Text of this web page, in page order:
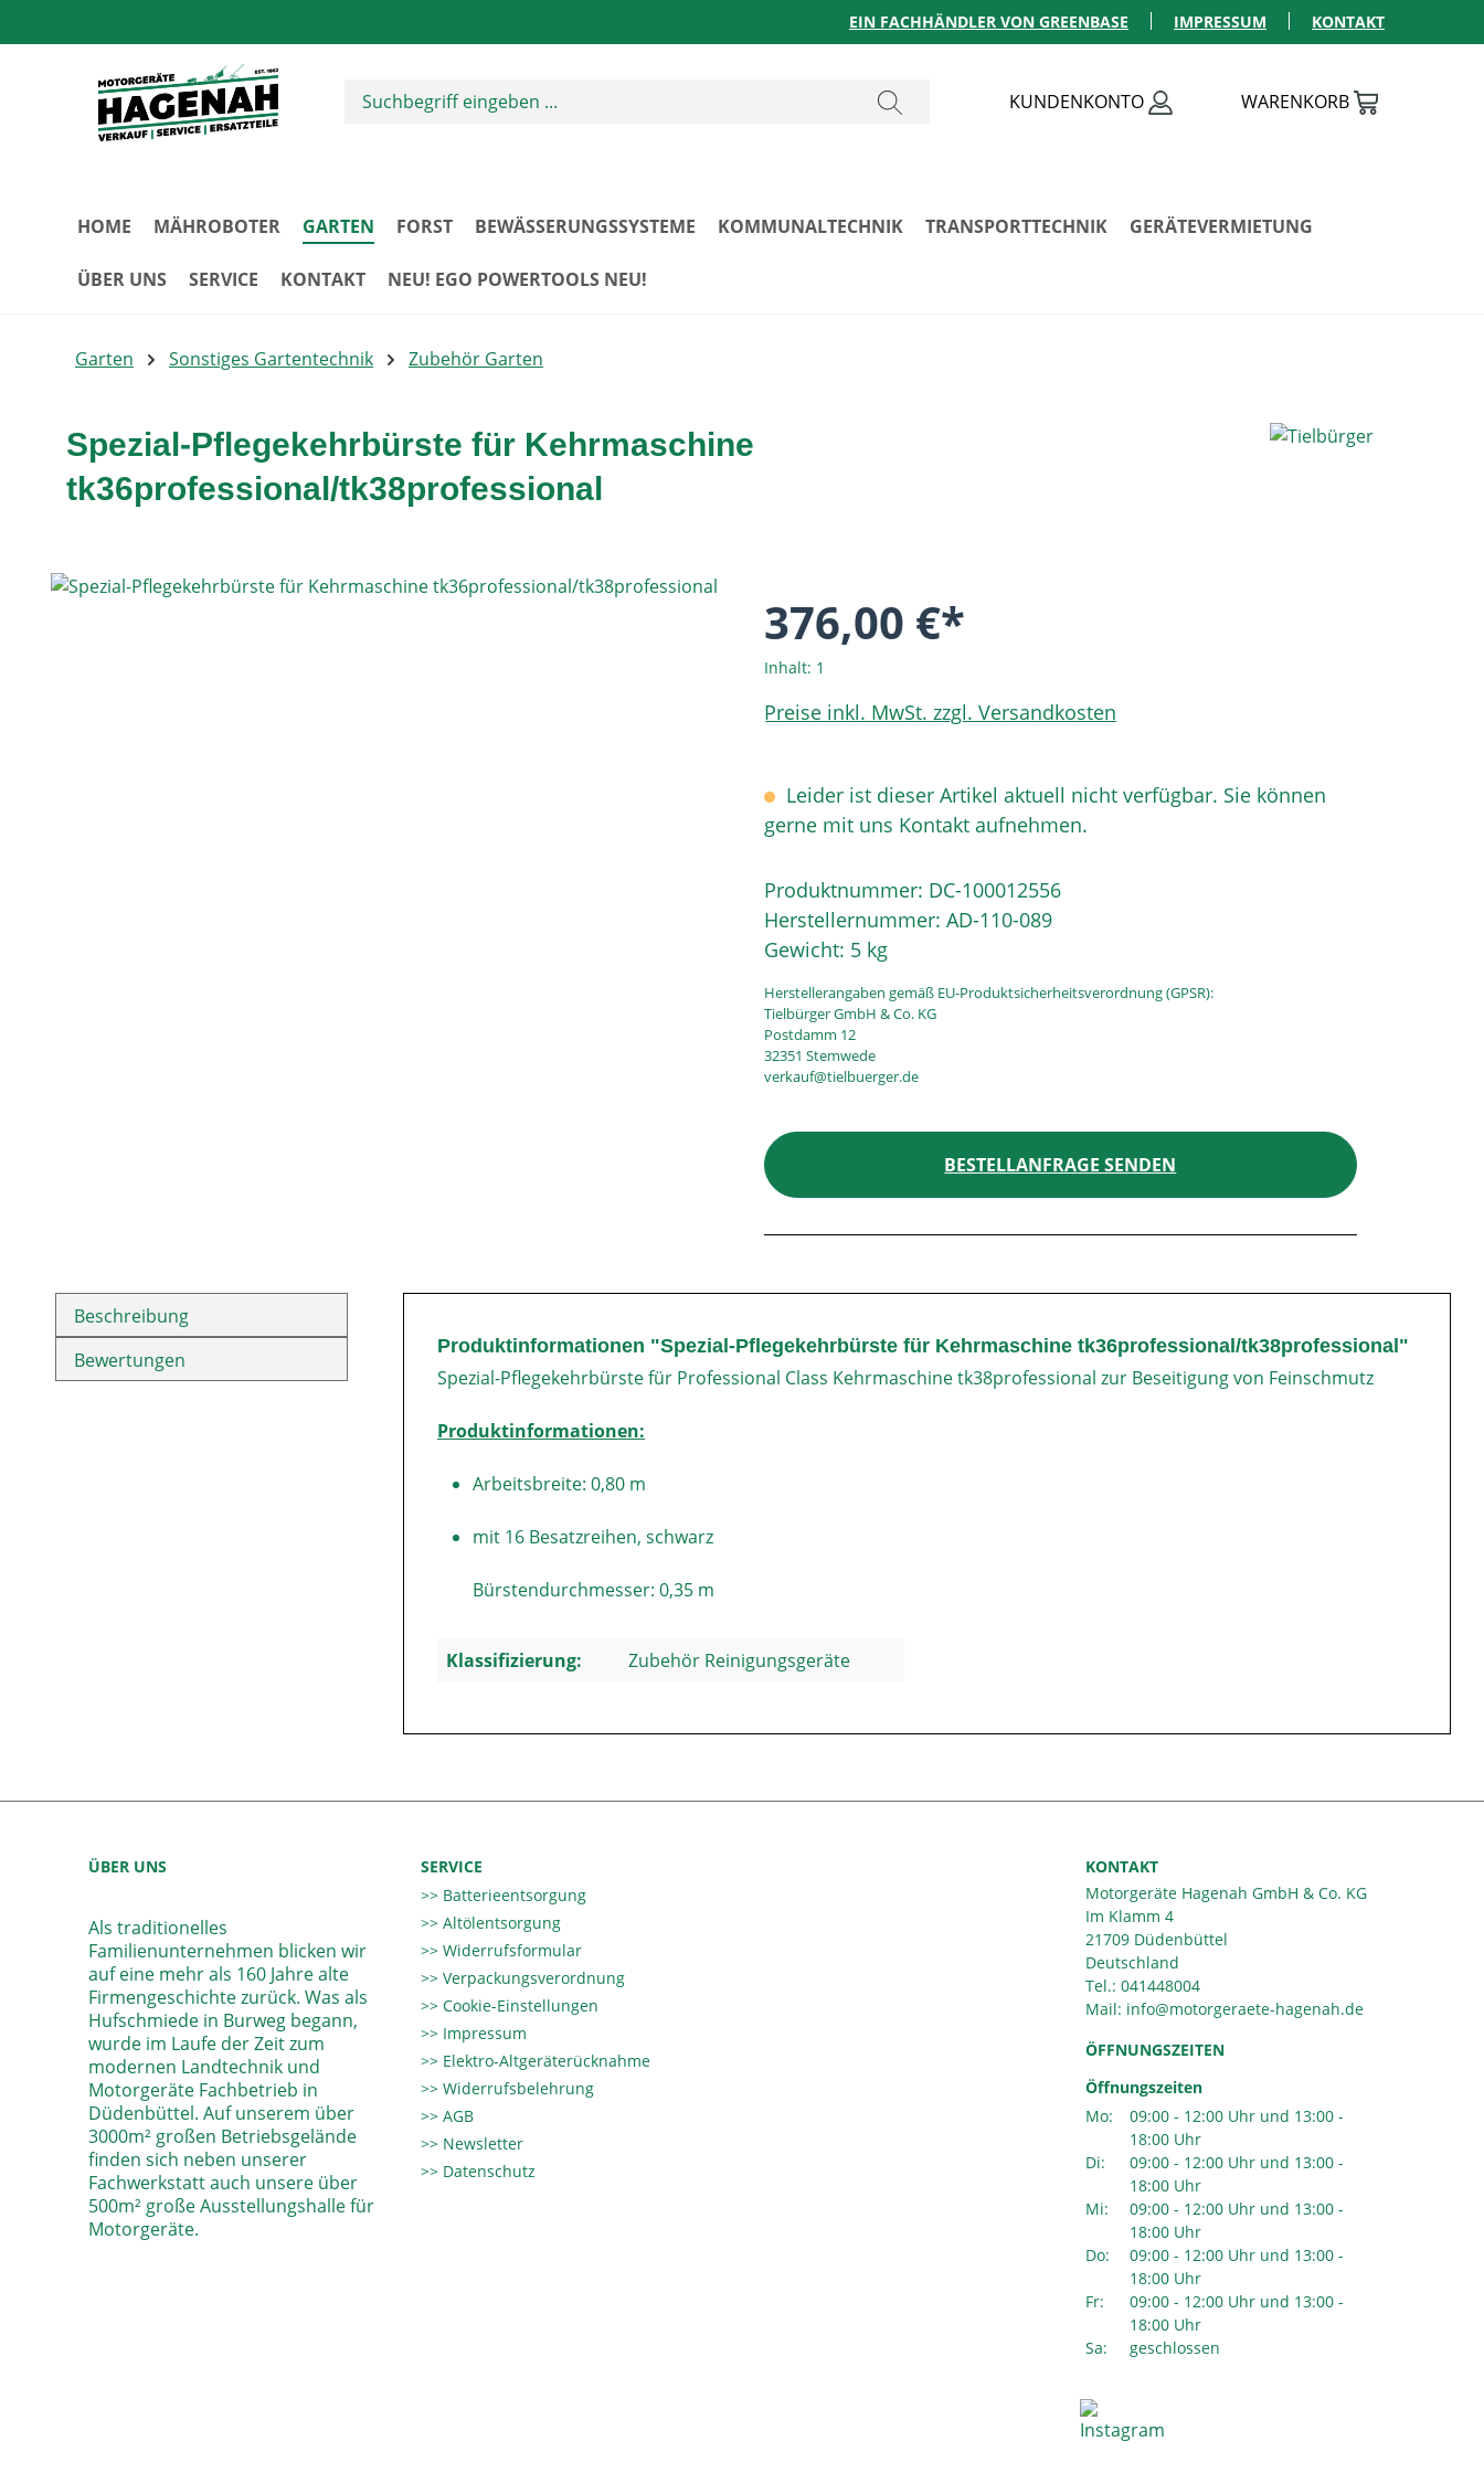
EIN FACHHÄNDLER VON GREENBASE IMPRESSUM KONTAKT
KUNDENKONTO WARENKORB
HOME MÄHROBOTER GARTEN FORST BEWÄSSERUNGSSYSTEME KOMMUNALTECHNIK TRANSPORTTECHNIK GERÄTEVERMIETUNG
ÜBER UNS SERVICE KONTAKT NEU! EGO POWERTOOLS NEU!
Garten Sonstiges Gartentechnik Zubehör Garten
Spezial-Pflegekehrbürste für Kehrmaschine
tk36professional/tk38professional
Bildergalerie überspringen
376,00 €*
Inhalt: 1
Preise inkl. MwSt. zzgl. Versandkosten
Leider ist dieser Artikel aktuell nicht verfügbar. Sie können
gerne mit uns Kontakt aufnehmen.
Produktnummer: DC-100012556
Herstellernummer: AD-110-089
Gewicht: 5 kg
Herstellerangaben gemäß EU-Produktsicherheitsverordnung (GPSR):
Tielbürger GmbH & Co. KG
Postdamm 12
32351 Stemwede
verkauf@tielbuerger.de
BESTELLANFRAGE SENDEN
Beschreibung
Bewertungen
Produktinformationen "Spezial-Pflegekehrbürste für Kehrmaschine tk36professional/tk38professional"
Spezial-Pflegekehrbürste für Professional Class Kehrmaschine tk38professional zur Beseitigung von Feinschmutz
Produktinformationen:
Arbeitsbreite: 0,80 m
mit 16 Besatzreihen, schwarz
Bürstendurchmesser: 0,35 m
Klassifizierung: Zubehör Reinigungsgeräte
ÜBER UNS
Als traditionelles
Familienunternehmen blicken wir
auf eine mehr als 160 Jahre alte
Firmengeschichte zurück. Was als
Hufschmiede in Burweg begann,
wurde im Laufe der Zeit zum
modernen Landtechnik und
Motorgeräte Fachbetrieb in
Düdenbüttel. Auf unserem über
3000m² großen Betriebsgelände
finden sich neben unserer
Fachwerkstatt auch unsere über
500m² große Ausstellungshalle für
Motorgeräte.
SERVICE
Batterieentsorgung
Altölentsorgung
Widerrufsformular
Verpackungsverordnung
Cookie-Einstellungen
Impressum
Elektro-Altgeräterücknahme
Widerrufsbelehrung
AGB
Newsletter
Datenschutz
KONTAKT
Motorgeräte Hagenah GmbH & Co. KG
Im Klamm 4
21709 Düdenbüttel
Deutschland
Tel.: 041448004
Mail:
ÖFFNUNGSZEITEN
Öffnungszeiten
Mo:
09:00 - 12:00 Uhr und 13:00 -
18:00 Uhr
Di:
09:00 - 12:00 Uhr und 13:00 -
18:00 Uhr
Mi:
09:00 - 12:00 Uhr und 13:00 -
18:00 Uhr
Do:
09:00 - 12:00 Uhr und 13:00 -
18:00 Uhr
Fr:
09:00 - 12:00 Uhr und 13:00 -
18:00 Uhr
Sa:
geschlossen